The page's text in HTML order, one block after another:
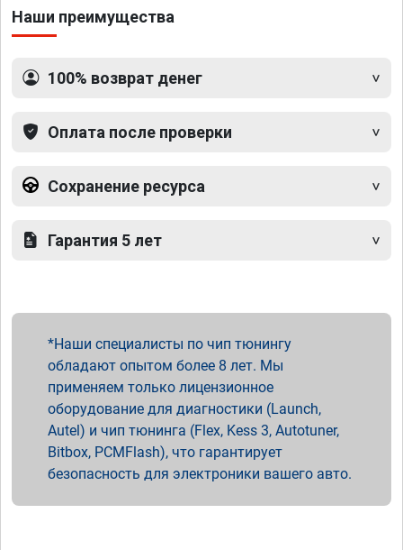
Наши преимущества
100% возврат денег
Оплата после проверки
Сохранение ресурса
Гарантия 5 лет
Наши специалисты по чип тюнингу
обладают опытом более 8 лет. Мы
применяем только лицензионное
оборудование для диагностики (Launch,
Autel) и чип тюнинга (Flex, Kess 3, Autotuner,
Bitbox, PCMFlash), что гарантирует
безопасность для электроники вашего авто.